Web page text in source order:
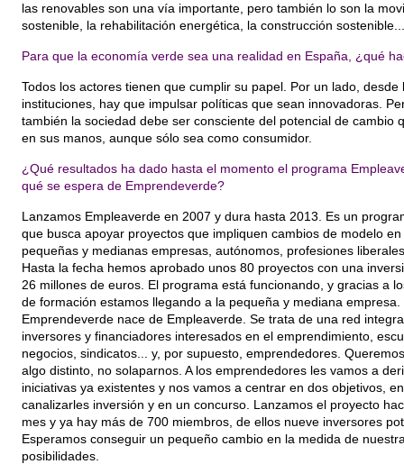
las renovables son una vía importante, pero también lo son la
sostenible, la rehabilitación energética, la construcción sostenible...
Para que la economía verde sea una realidad en España, ¿qué
Todos los actores tienen que cumplir su papel. Por un lado, desde
instituciones, hay que impulsar políticas que sean innovadoras.
también la sociedad debe ser consciente del potencial de cambio
en sus manos, aunque sólo sea como consumidor.
¿Qué resultados ha dado hasta el momento el programa
qué se espera de Emprendeverde?
Lanzamos Empleaverde en 2007 y dura hasta 2013. Es un
que busca apoyar proyectos que impliquen cambios de modelo en
pequeñas y medianas empresas, autónomos, profesiones
Hasta la fecha hemos aprobado unos 80 proyectos con una
26 millones de euros. El programa está funcionando, y gracias a
de formación estamos llegando a la pequeña y mediana empresa.
Emprendeverde nace de Empleaverde. Se trata de una red
inversores y financiadores interesados en el emprendimiento,
negocios, sindicatos... y, por supuesto, emprendedores.
algo distinto, no solaparnos. A los emprendedores les vamos a
iniciativas ya existentes y nos vamos a centrar en dos objetivos, en
canalizarles inversión y en un concurso. Lanzamos el proyecto
mes y ya hay más de 700 miembros, de ellos nueve inversores
Esperamos conseguir un pequeño cambio en la medida de
posibilidades.